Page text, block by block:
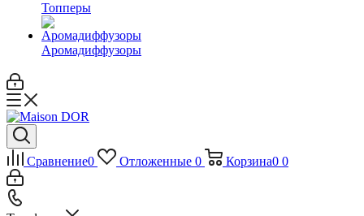
Топперы
Аромадиффузоры
Сравнение0 Отложенные 0 Корзина0 0